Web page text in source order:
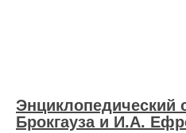
Энциклопедический
Брокгауза и И.А.